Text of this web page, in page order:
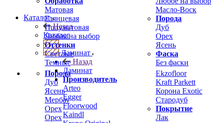
Матовая
Глянцевая
Полуматовая
Любая на выбор
Оттенки
Светлые
Темные
Масло-Воск
Порода
Дуб
Орех
Ясень
Фаска
Без фаски
Порода
Дуб
Ясень
Мербау
Орех
Орех
Ekzofloor
Kraft Parkett
Корона Exotic
Стародуб
Покрытие
Лак
Каталог
Назад
Каталог
Ламинат
Назад
Ламинат
Производитель
Arteo
Egger
Floorwood
Kaindl